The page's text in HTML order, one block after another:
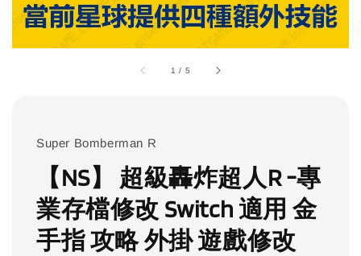
1 / 5
Super Bomberman R
【NS】 超級轟炸超人R -專
業存檔修改 Switch 適用 金
手指 攻略 外掛 遊戲修改